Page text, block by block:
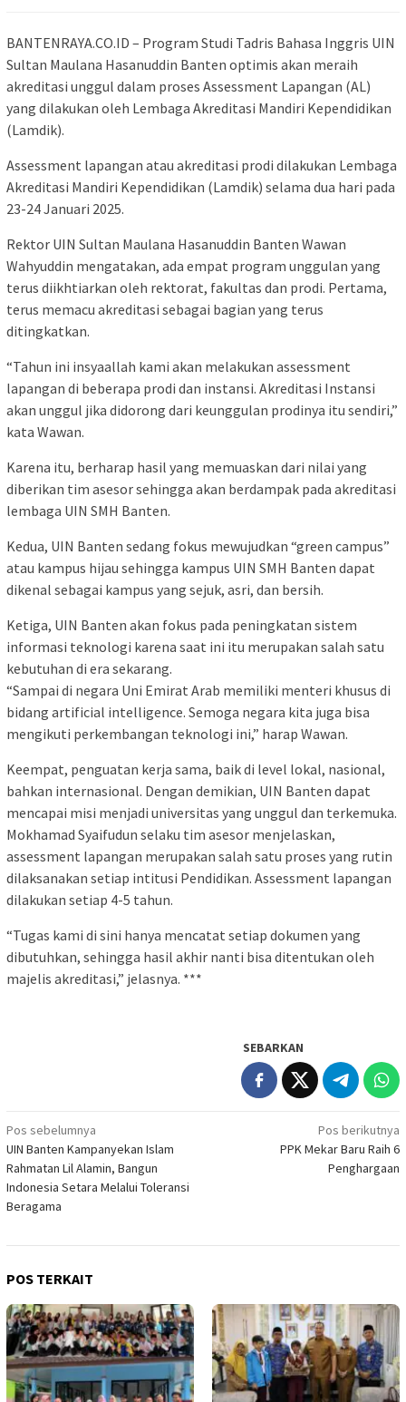
BANTENRAYA.CO.ID – Program Studi Tadris Bahasa Inggris UIN
Sultan Maulana Hasanuddin Banten optimis akan meraih
akreditasi unggul dalam proses Assessment Lapangan (AL)
yang dilakukan oleh Lembaga Akreditasi Mandiri Kependidikan
(Lamdik).
Assessment lapangan atau akreditasi prodi dilakukan Lembaga
Akreditasi Mandiri Kependidikan (Lamdik) selama dua hari pada
23-24 Januari 2025.
Rektor UIN Sultan Maulana Hasanuddin Banten Wawan
Wahyuddin mengatakan, ada empat program unggulan yang
terus diikhtiarkan oleh rektorat, fakultas dan prodi. Pertama,
terus memacu akreditasi sebagai bagian yang terus
ditingkatkan.
“Tahun ini insyaallah kami akan melakukan assessment
lapangan di beberapa prodi dan instansi. Akreditasi Instansi
akan unggul jika didorong dari keunggulan prodinya itu sendiri,”
kata Wawan.
Karena itu, berharap hasil yang memuaskan dari nilai yang
diberikan tim asesor sehingga akan berdampak pada akreditasi
lembaga UIN SMH Banten.
Kedua, UIN Banten sedang fokus mewujudkan “green campus”
atau kampus hijau sehingga kampus UIN SMH Banten dapat
dikenal sebagai kampus yang sejuk, asri, dan bersih.
Ketiga, UIN Banten akan fokus pada peningkatan sistem
informasi teknologi karena saat ini itu merupakan salah satu
kebutuhan di era sekarang.
“Sampai di negara Uni Emirat Arab memiliki menteri khusus di
bidang artificial intelligence. Semoga negara kita juga bisa
mengikuti perkembangan teknologi ini,” harap Wawan.
Keempat, penguatan kerja sama, baik di level lokal, nasional,
bahkan internasional. Dengan demikian, UIN Banten dapat
mencapai misi menjadi universitas yang unggul dan terkemuka.
Mokhamad Syaifudun selaku tim asesor menjelaskan,
assessment lapangan merupakan salah satu proses yang rutin
dilaksanakan setiap intitusi Pendidikan. Assessment lapangan
dilakukan setiap 4-5 tahun.
“Tugas kami di sini hanya mencatat setiap dokumen yang
dibutuhkan, sehingga hasil akhir nanti bisa ditentukan oleh
majelis akreditasi,” jelasnya. ***
SEBARKAN
Navigasi
pos
Pos sebelumnya
UIN Banten Kampanyekan Islam
Rahmatan Lil Alamin, Bangun
Indonesia Setara Melalui Toleransi
Beragama
Pos berikutnya
PPK Mekar Baru Raih 6
Penghargaan
POS TERKAIT